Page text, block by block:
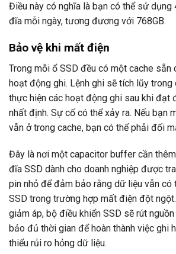
Điều này có nghĩa là bạn có thể sử dụng
đĩa mỗi ngày, tương đương với 768GB.
Bảo vệ khi mất điện
Trong mỗi ổ SSD đều có một cache sẵn
hoạt động ghi. Lệnh ghi sẽ tích lũy
thực hiện các hoạt động ghi sau khi đạt
nhất định. Sự cố có thể xảy ra. Nếu bạn
vẫn ở trong cache, bạn có thể phải đối
Đây là nơi một capacitor buffer cần
đĩa SSD dành cho doanh nghiệp được
pin nhỏ để đảm bảo rằng dữ liệu vẫn có
SSD trong trường hợp mất điện đột
giảm áp, bộ điều khiển SSD sẽ rút
bảo đủ thời gian để hoàn thành việc ghi
thiểu rủi ro hỏng dữ liệu.